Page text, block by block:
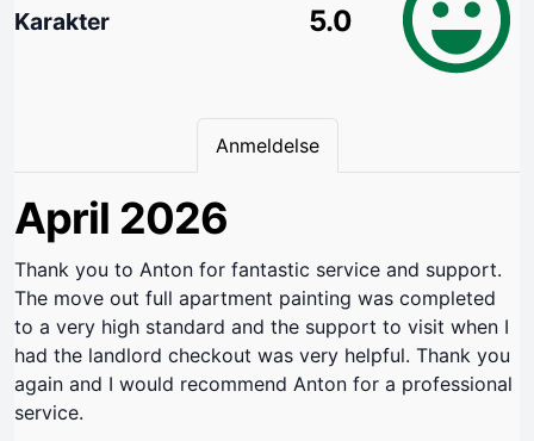
Karakter 5.0
Anmeldelse
April 2026
Thank you to Anton for fantastic service and support.
The move out full apartment painting was completed
to a very high standard and the support to visit when I
had the landlord checkout was very helpful. Thank you
again and I would recommend Anton for a professional
service.